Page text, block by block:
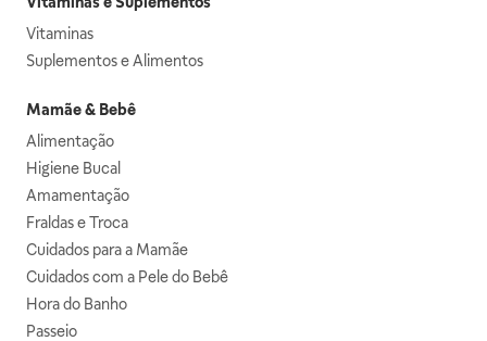
Vitaminas
Suplementos e Alimentos
Mamãe & Bebê
Alimentação
Higiene Bucal
Amamentação
Fraldas e Troca
Cuidados para a Mamãe
Cuidados com a Pele do Bebê
Hora do Banho
Passeio